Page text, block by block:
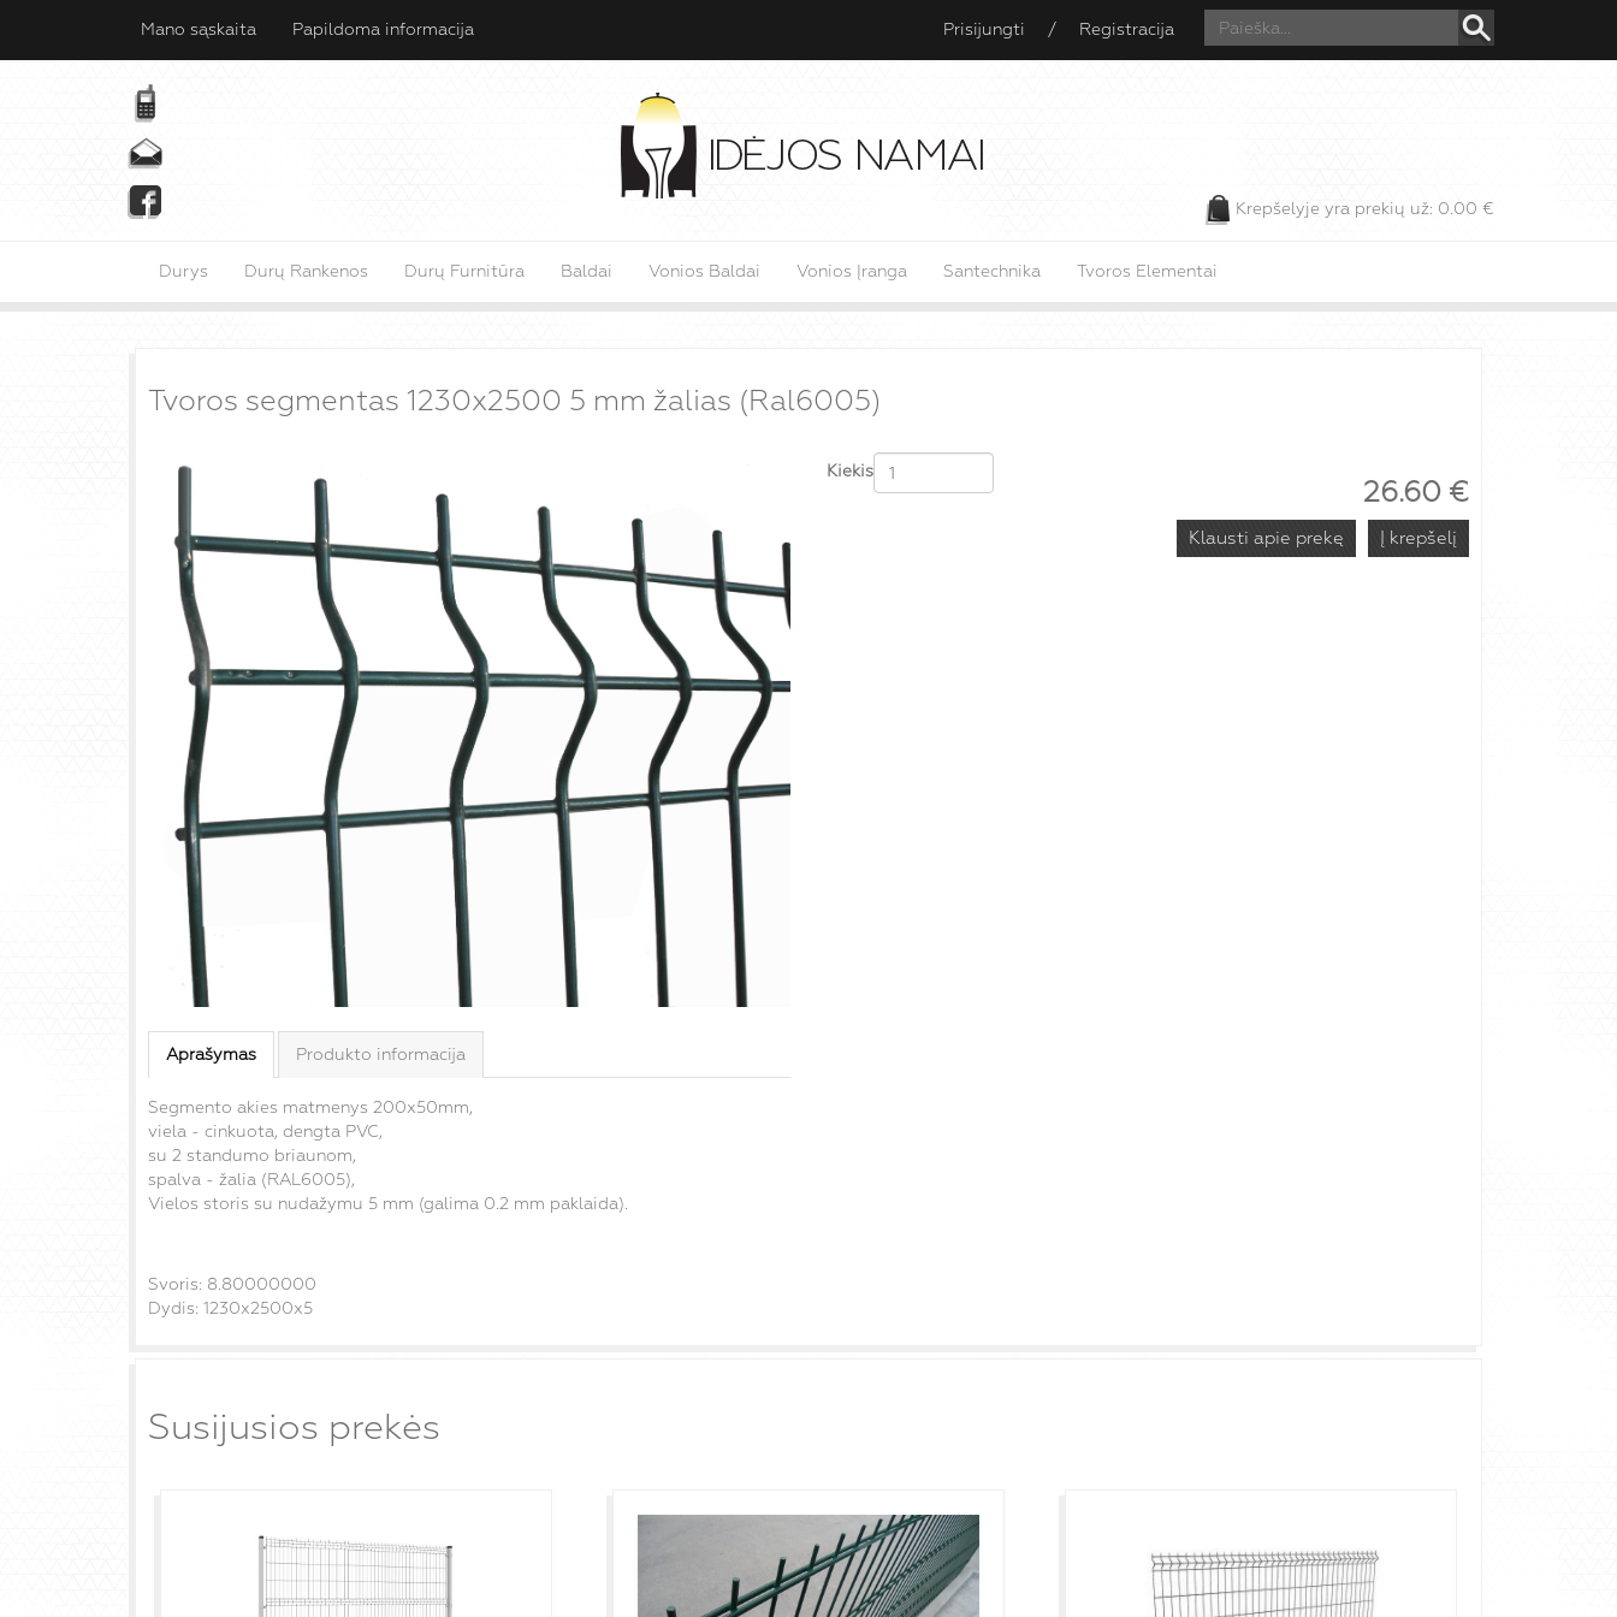
Mano sąskaita Papildoma informacija Prisijungti / Registracija
Krepšelyje yra prekių už: 0.00 €
Durys Durų Rankenos Durų Furnitūra Baldai Vonios Baldai Vonios Įranga Santechnika Tvoros Elementai
Tvoros segmentas 1230x2500 5 mm žalias (Ral6005)
Aprašymas Produkto informacija
Segmento akies matmenys 200x50mm,
viela - cinkuota, dengta PVC,
su 2 standumo briaunom,
spalva - žalia (RAL6005),
Vielos storis su nudažymu 5 mm (galima 0.2 mm paklaida).
Svoris: 8.80000000
Dydis: 1230x2500x5
26.60 €
Kiekis
Klausti apie prekę
Susijusios prekės